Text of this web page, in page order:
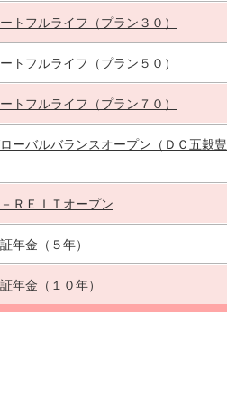
トフルライフ（プラン３０）
トフルライフ（プラン５０）
トフルライフ（プラン７０）
ーバルバランスオープン（ＤＣ五穀豊
ＲＥＩＴオープン
年金（５年）
年金（１０年）